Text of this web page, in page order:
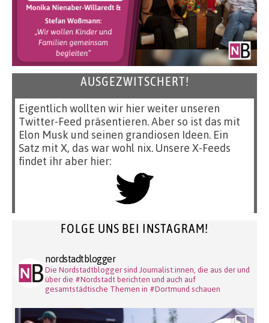
AUSGEZWITSCHERT!
Eigentlich wollten wir hier weiter unseren
Twitter-Feed präsentieren. Aber so ist das mit
Elon Musk und seinen grandiosen Ideen. Ein
Satz mit X, das war wohl nix. Unsere X-Feeds
findet ihr aber hier:
FOLGE UNS BEI INSTAGRAM!
nordstadtblogger
Die Nordstadtblogger sind Journalist:innen, die aus der und
über die #Nordstadt berichten und auch auf
gesamtstädtische Themen in #Dortmund schauen